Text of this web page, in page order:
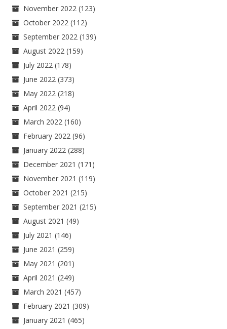
November 2022 (123)
October 2022 (112)
September 2022 (139)
August 2022 (159)
July 2022 (178)
June 2022 (373)
May 2022 (218)
April 2022 (94)
March 2022 (160)
February 2022 (96)
January 2022 (288)
December 2021 (171)
November 2021 (119)
October 2021 (215)
September 2021 (215)
August 2021 (49)
July 2021 (146)
June 2021 (259)
May 2021 (201)
April 2021 (249)
March 2021 (457)
February 2021 (309)
January 2021 (465)